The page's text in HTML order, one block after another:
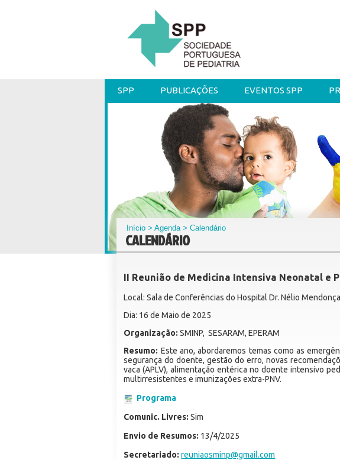
SPP PUBLICAÇÕES EVENTOS SPP
Início >Agenda> Calendário
CALENDÁRIO
II Reunião de Medicina Intensiva Neonatal e
Local: Sala de Conferências do Hospital Dr. Nélio
Dia: 16 de Maio de 2025
Organização: SMINP, SESARAM, EPERAM
Resumo: Este ano, abordaremos temas como as
segurança do doente, gestão do erro, novas
vaca (APLV), alimentação entérica no doente intensivo
multirresistentes e imunizações extra-PNV.
Programa
Comunic. Livres: Sim
Envio de Resumos: 13/4/2025
Secretariado: reuniaosminp@gmail.com